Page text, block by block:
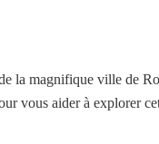
la magnifique ville de
vous aider à explorer